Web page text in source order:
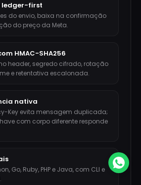
ledger-first
do envio, baixa na confirmação
do preço da Meta.
HMAC-SHA256
header, segredo cifrado, rotação
e retentativa escalonada.
nativa
Key evita mensagem duplicada;
com corpo diferente responde
Go, Ruby, PHP e Java, com CLI e